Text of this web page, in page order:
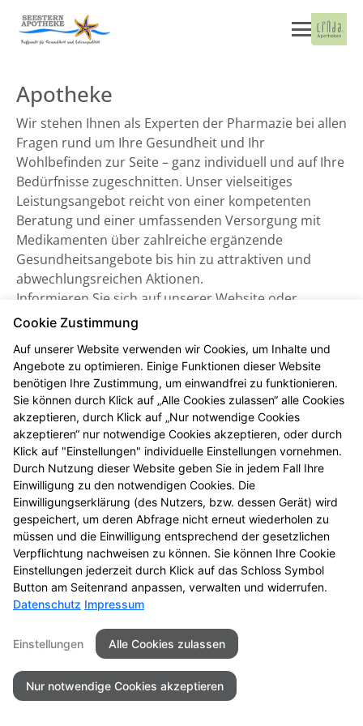
Apotheke
Wir stehen Ihnen als Experten der Pharmazie bei allen
Fragen rund um Ihre Gesundheit und Ihr
Wohlbefinden zur Seite – ganz individuell und auf Ihre
Bedürfnisse zugeschnitten. Unser vielseitiges
Leistungsangebot reicht von einer kompetenten
Beratung und einer umfassenden Versorgung mit
Medikamenten über zahlreiche ergänzende
Gesundheitsangebote bis hin zu attraktiven und
abwechlungsreichen Aktionen.
Informieren Sie sich auf unserer Website oder
besuchen Sie uns direkt vor Ort. Wir freuen uns auf
Seitenübersicht Kontakt
AGB
Impressum
© 2026 Seestern Apotheke
Cookie Zustimmung
Auf unserer Website verwenden wir Cookies, um Inhalte und
Angebote zu optimieren. Einige Funktionen dieser Website
benötigen Ihre Zustimmung, um einwandfrei zu funktionieren.
Sie können durch Klick auf „Alle Cookies zulassen“ alle Cookies
akzeptieren, durch Klick auf „Nur notwendige Cookies
akzeptieren“ nur notwendige Cookies akzeptieren, oder durch
Klick auf "Einstellungen" individuelle Einstellungen vornehmen.
Durch Nutzung dieser Website geben Sie in jedem Fall Ihre
Einwilligung zu den notwendigen Cookies. Die
Einwilligungserklärung (des Nutzers, bzw. dessen Gerät) wird
gespeichert, um deren Abfrage nicht erneut wiederholen zu
müssen und die Einwilligung entsprechend der gesetzlichen
Verpflichtung nachweisen zu können. Sie können Ihre Cookie
Einstellungen jederzeit durch Klick auf das Schloss Symbol
Button am Seitenrand anpassen, verwalten und widerrufen.
Datenschutz Impressum
Einstellungen Alle Cookies zulassen
Nur notwendige Cookies akzeptieren